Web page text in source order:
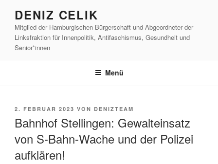
springen
DENIZ CELIK
Mitglied der Hamburgischen Bürgerschaft und Abgeordneter der
Linksfraktion für Innenpolitik, Antifaschismus, Gesundheit und
Senior*innen
Menü
VERÖFFENTLICHT
2. FEBRUAR 2023 VON DENIZTEAM
Bahnhof Stellingen: Gewalteinsatz
von S-Bahn-Wache und der Polizei
aufklären!